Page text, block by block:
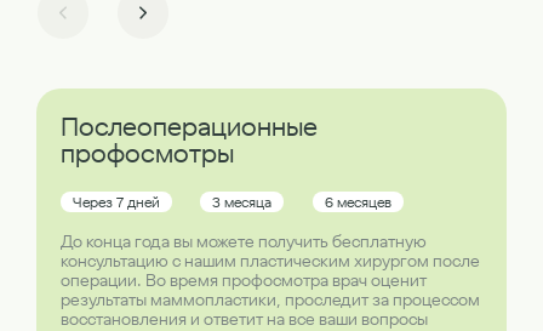
Послеоперационные
профосмотры
Через 7 дней 3 месяца 6 месяцев
До конца года вы можете получить бесплатную
консультацию с нашим пластическим хирургом после
операции. Во время профосмотра врач оценит
результаты маммопластики, проследит за процессом
восстановления и ответит на все ваши вопросы